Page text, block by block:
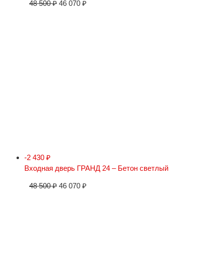
48 500₽ 46 070 ₽
-2 430 ₽
Входная дверь ГРАНД 24 – Бетон светлый
48 500₽ 46 070 ₽